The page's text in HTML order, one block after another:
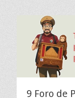
9 Foro de